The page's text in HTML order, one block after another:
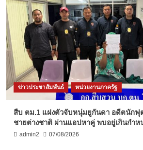
ข่าวประชาสัมพันธ์ หน่วยงานภาครัฐ
สืบ ตม.1 แฝงตัวจับหนุ่มยูกันดา อดีตนักฟุ
ชายต่างชาติ ผ่านแอปหาคู่ พบอยู่เกินกำ
admin2 07/08/2026